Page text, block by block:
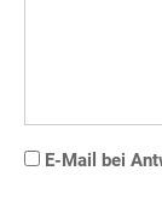
E-Mail bei